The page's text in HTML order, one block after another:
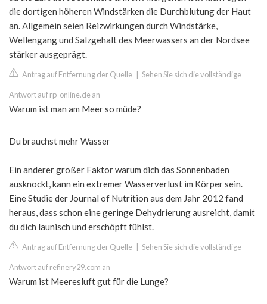
die dortigen höheren Windstärken die Durchblutung der Haut
an. Allgemein seien Reizwirkungen durch Windstärke,
Wellengang und Salzgehalt des Meerwassers an der Nordsee
stärker ausgeprägt.
Antrag auf Entfernung der Quelle Sehen Sie sich die vollständige
Antwort auf rp-online.de an
Warum ist man am Meer so müde?
Du brauchst mehr Wasser
Ein anderer großer Faktor warum dich das Sonnenbaden
ausknockt, kann ein extremer Wasserverlust im Körper sein.
Eine Studie der Journal of Nutrition aus dem Jahr 2012 fand
heraus, dass schon eine geringe Dehydrierung ausreicht, damit
du dich launisch und erschöpft fühlst.
Antrag auf Entfernung der Quelle Sehen Sie sich die vollständige
Antwort auf refinery29.com an
Warum ist Meeresluft gut für die Lunge?